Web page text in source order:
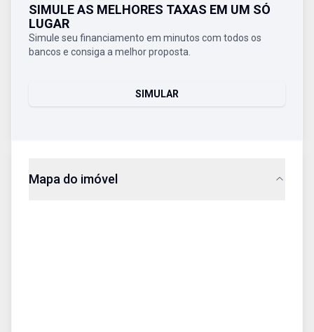
SIMULE AS MELHORES TAXAS EM UM SÓ
LUGAR
Simule seu financiamento em minutos com todos os
bancos e consiga a melhor proposta.
SIMULAR
Mapa do imóvel